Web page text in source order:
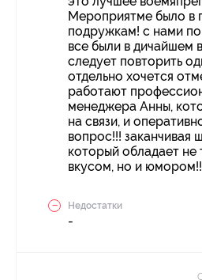
Мероприятме было в
подружкам! с нами
все были в дичайшем
следует повторить
отдельно хочется
работают
менеджера Анны,
на связи, и
вопрос!!! заканчивая
который обладает не
вкусом, но и
Недостатки
-